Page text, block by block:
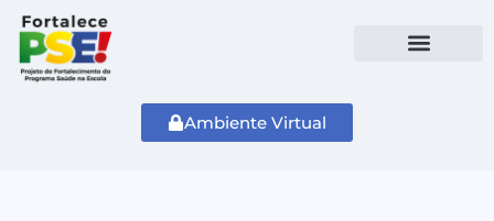
Ambiente Virtual